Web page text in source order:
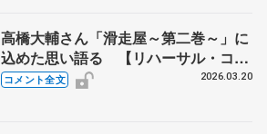
高橋大輔さん「滑走屋～第二巻～」に
込めた思い語る 【リハーサル・コメ
ント全文】
コメント全文 2026.03.20